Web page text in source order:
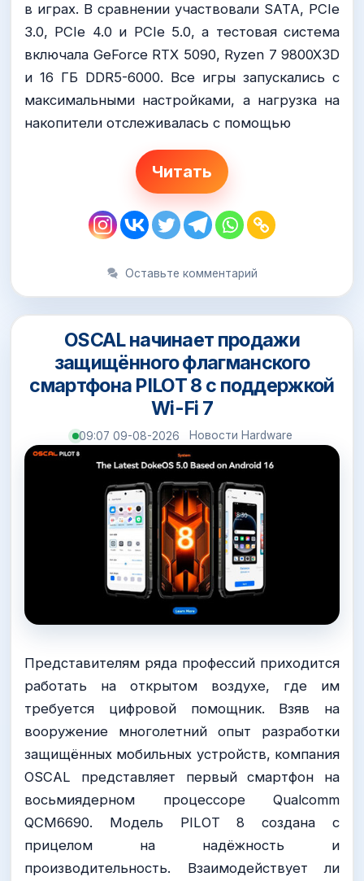
в играх. В сравнении участвовали SATA, PCIe
3.0, PCIe 4.0 и PCIe 5.0, а тестовая система
включала GeForce RTX 5090, Ryzen 7 9800X3D
и 16 ГБ DDR5-6000. Все игры запускались с
максимальными настройками, а нагрузка на
накопители отслеживалась с помощью
Читать
Оставьте комментарий
OSCAL начинает продажи
защищённого флагманского
смартфона PILOT 8 с поддержкой
Wi-Fi 7
09:07 09-08-2026 Новости Hardware
Представителям ряда профессий приходится
работать на открытом воздухе, где им
требуется цифровой помощник. Взяв на
вооружение многолетний опыт разработки
защищённых мобильных устройств, компания
OSCAL представляет первый смартфон на
восьмиядерном процессоре Qualcomm
QCM6690. Модель PILOT 8 создана с
прицелом на надёжность и
производительность. Взаимодействует ли